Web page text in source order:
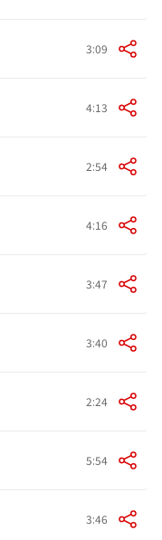
3:09
4:13
2:54
4:16
3:47
3:40
2:24
5:54
3:46